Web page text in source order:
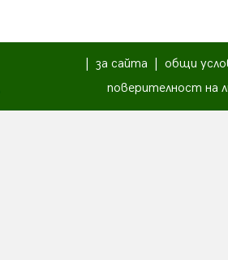
за сайта
общи
поверителност на